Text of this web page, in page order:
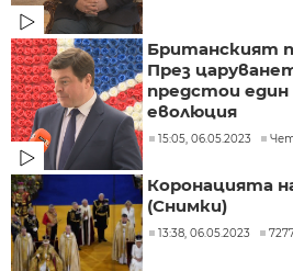
Британският
През
предстои един
еволюция
15:05, 06.05.2023
Коронацията
(Снимки)
13:38, 06.05.2023